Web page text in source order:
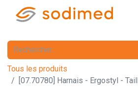
Tous les produits
[07.70780] Harnais - Ergostyl -